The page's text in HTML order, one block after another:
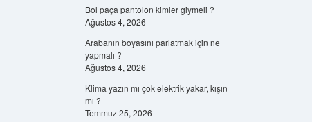
Bol paça pantolon kimler giymeli ?
Ağustos 4, 2026
Arabanın boyasını parlatmak için ne
yapmalı ?
Ağustos 4, 2026
Klima yazın mı çok elektrik yakar, kışın
mı ?
Temmuz 25, 2026